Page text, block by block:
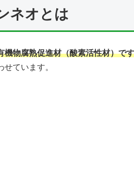
ネオとは
機物腐熟促進材（酸素活性材）で
せています。